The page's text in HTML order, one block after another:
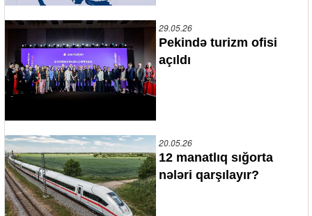
29.05.26
Pekində turizm ofisi
açıldı
20.05.26
12 manatlıq sığorta
nələri qarşılayır?